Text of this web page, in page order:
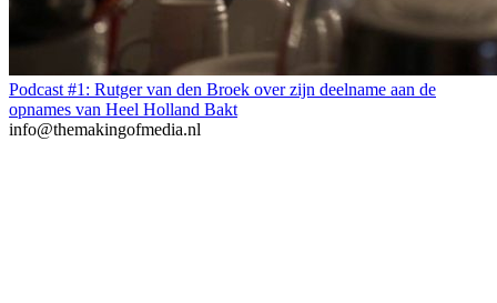
Podcast #1: Rutger van den Broek over zijn deelname aan de
opnames van Heel Holland Bakt
info@themakingofmedia.nl